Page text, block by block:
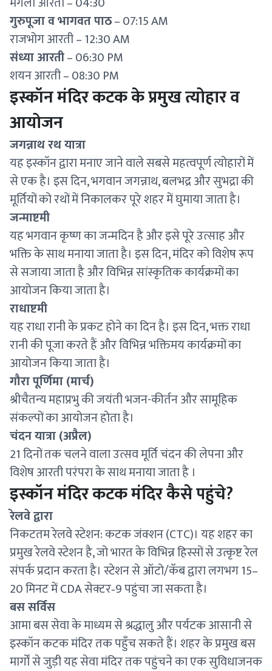
गुरुपूजा व भागवत पाठ– 07:15 AM
राजभोग आरती – 12:30 AM
संध्या आरती– 06:30 PM
शयन आरती – 08:30 PM
इस्कॉन मंदिर कटक के प्रमुख त्योहार व
आयोजन
जगन्नाथ रथ यात्रा
यह इस्कॉन द्वारा मनाए जाने वाले सबसे महत्वपूर्ण त्योहारों में
से एक है। इस दिन, भगवान जगन्नाथ, बलभद्र और सुभद्रा की
मूर्तियों को रथों में निकालकर पूरे शहर में घुमाया जाता है।
जन्माष्टमी
यह भगवान कृष्ण का जन्मदिन है और इसे पूरे उत्साह और
भक्ति के साथ मनाया जाता है। इस दिन, मंदिर को विशेष रूप
से सजाया जाता है और विभिन्न सांस्कृतिक कार्यक्रमों का
आयोजन किया जाता है।
राधाष्टमी
यह राधा रानी के प्रकट होने का दिन है। इस दिन, भक्त राधा
रानी की पूजा करते हैं और विभिन्न भक्तिमय कार्यक्रमों का
आयोजन किया जाता है।
गौरा पूर्णिमा (मार्च)
श्रीचैतन्य महाप्रभु की जयंती भजन-कीर्तन और सामूहिक
संकल्पों का आयोजन होता है।
चंदन यात्रा (अप्रैल)
21 दिनों तक चलने वाला उत्सव मूर्ति चंदन की लेपना और
विशेष आरती परंपरा के साथ मनाया जाता है ।
इस्कॉन मंदिर कटक मंदिर कैसे पहुंचे?
रेलवे द्वारा
निकटतम रेलवे स्टेशन: कटक जंक्शन (CTC)। यह शहर का
प्रमुख रेलवे स्टेशन है, जो भारत के विभिन्न हिस्सों से उत्कृष्ट रेल
संपर्क प्रदान करता है। स्टेशन से ऑटो/कॅब द्वारा लगभग 15–
20 मिनट में CDA सेक्टर‑9 पहुंचा जा सकता है।
बस सर्विस
आमा बस सेवा के माध्यम से श्रद्धालु और पर्यटक आसानी से
इस्कॉन कटक मंदिर तक पहुँच सकते हैं। शहर के प्रमुख बस
मार्गों से जुड़ी यह सेवा मंदिर तक पहुंचने का एक सुविधाजनक